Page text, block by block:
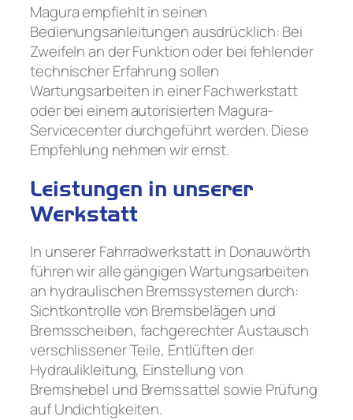
Magura empfiehlt in seinen
Bedienungsanleitungen ausdrücklich: Bei
Zweifeln an der Funktion oder bei fehlender
technischer Erfahrung sollen
Wartungsarbeiten in einer Fachwerkstatt
oder bei einem autorisierten Magura-
Servicecenter durchgeführt werden. Diese
Empfehlung nehmen wir ernst.
Leistungen in unserer
Werkstatt
In unserer Fahrradwerkstatt in Donauwörth
führen wir alle gängigen Wartungsarbeiten
an hydraulischen Bremssystemen durch:
Sichtkontrolle von Bremsbelägen und
Bremsscheiben, fachgerechter Austausch
verschlissener Teile, Entlüften der
Hydraulikleitung, Einstellung von
Bremshebel und Bremssattel sowie Prüfung
auf Undichtigkeiten.